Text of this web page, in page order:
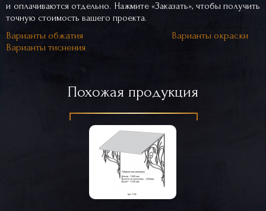
и оплачиваются отдельно. Нажмите «Заказать», чтобы получить
точную стоимость вашего проекта.
Варианты обжатия
Варианты окраски
Варианты тиснения
Похожая продукция